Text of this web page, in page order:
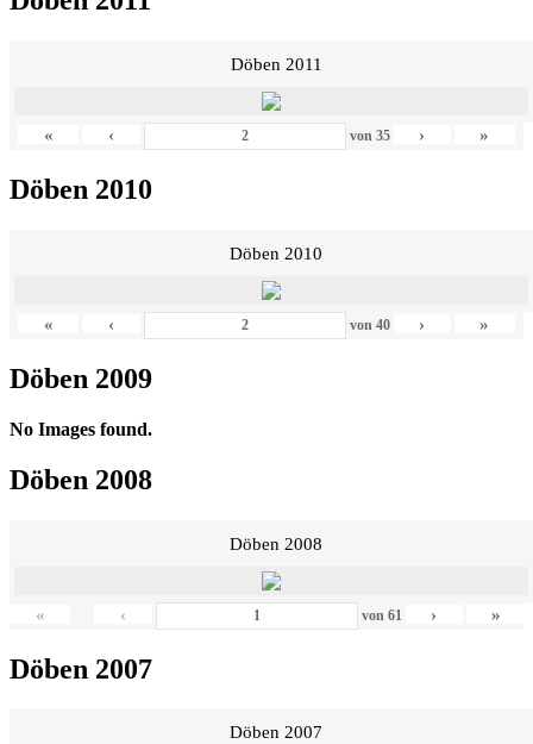
Döben 2011
« ‹ von 35 › »
Döben 2010
Döben 2010
« ‹ von 40 › »
Döben 2009
No Images found.
Döben 2008
Döben 2008
« ‹ von 61 › »
Döben 2007
Döben 2007